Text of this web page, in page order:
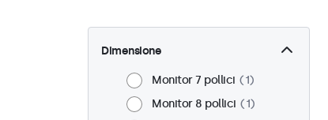
Dimensione
Monitor 7 pollici
1
Monitor 8 pollici
1